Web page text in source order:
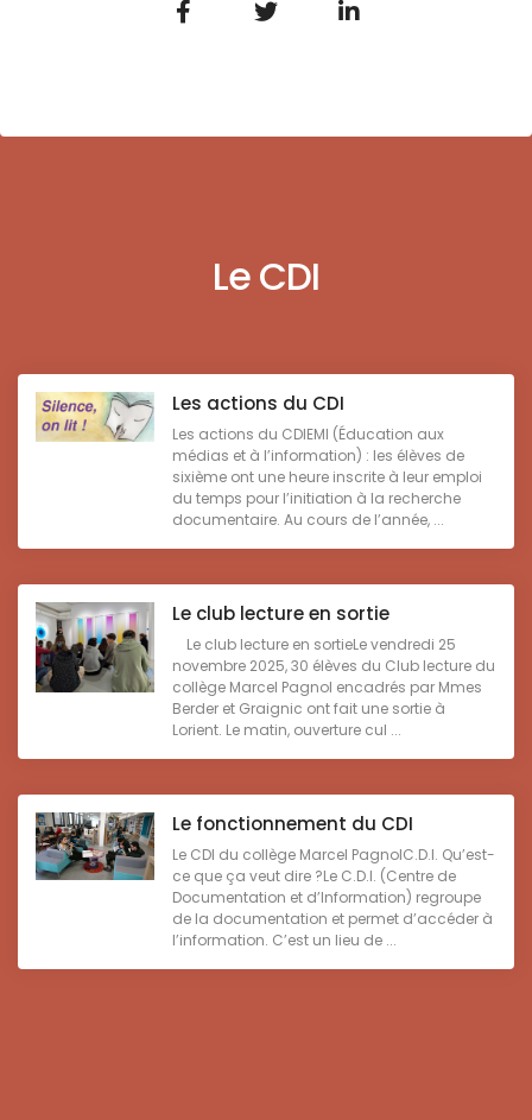
Le CDI
Les actions du CDI
Les actions du CDIEMI (Éducation aux
médias et à l’information) : les élèves de
sixième ont une heure inscrite à leur emploi
du temps pour l’initiation à la recherche
documentaire. Au cours de l’année, ...
Le club lecture en sortie
Le club lecture en sortieLe vendredi 25
novembre 2025, 30 élèves du Club lecture du
collège Marcel Pagnol encadrés par Mmes
Berder et Graignic ont fait une sortie à
Lorient. Le matin, ouverture cul ...
Le fonctionnement du CDI
Le CDI du collège Marcel PagnolC.D.I. Qu’est-
ce que ça veut dire ?Le C.D.I. (Centre de
Documentation et d’Information) regroupe
de la documentation et permet d’accéder à
l’information. C’est un lieu de ...